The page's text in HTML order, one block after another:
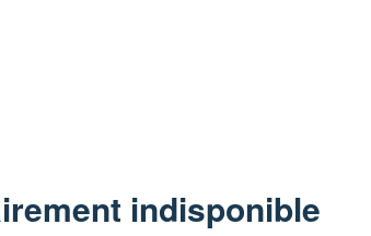
indisponible